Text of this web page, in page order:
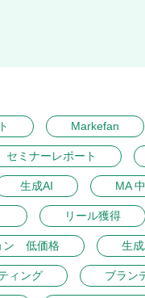
Markefan
セミナーレポート
生成AI MA
リール獲得
ン 低価格 生
ィング ブラン